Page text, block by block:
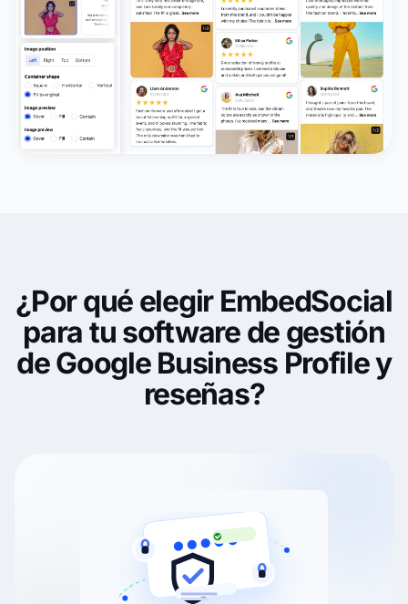
¿Por qué elegir EmbedSocial
para tu software de gestión
de Google Business Profile y
reseñas?